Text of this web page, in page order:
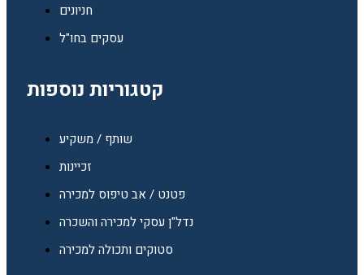
חניונים
עסקים בחו"ל
קטגוריות נוספות
שותף / משקיע
זכיינות
פטנט / אב טיפוס למכירה
נדל"ן עסקי למכירה והשכרה
סטוקים ותכולה למכירה